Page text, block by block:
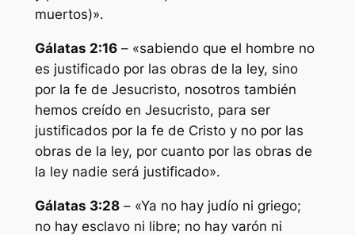
muertos)».
Gálatas 2:16– «sabiendo que el hombre no
es justificado por las obras de la ley, sino
por la fe de Jesucristo, nosotros también
hemos creído en Jesucristo, para ser
justificados por la fe de Cristo y no por las
obras de la ley, por cuanto por las obras de
la ley nadie será justificado».
Gálatas 3:28– «Ya no hay judío ni griego;
no hay esclavo ni libre; no hay varón ni